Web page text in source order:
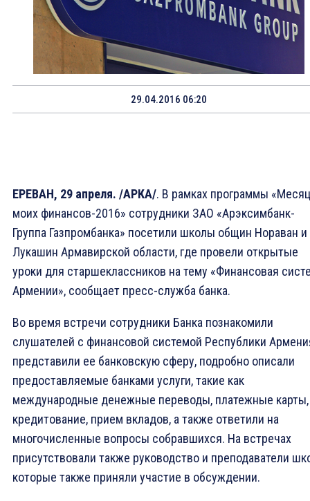
29.04.2016 06:20
ЕРЕВАН, 29 апреля. /АРКА/. В рамках программы «Месяц
моих финансов-2016» сотрудники ЗАО «Арэксимбанк-
Группа Газпромбанка» посетили школы общин Нораван и
Лукашин Армавирской области, где провели открытые
уроки для старшеклассников на тему «Финансовая
Армении», сообщает пресс-служба банка.
Во время встречи сотрудники Банка познакомили
слушателей с финансовой системой Республики
представили ее банковскую сферу, подробно описали
предоставляемые банками услуги, такие как
международные денежные переводы, платежные карты,
кредитование, прием вкладов, а также ответили на
многочисленные вопросы собравшихся. На встречах
присутствовали также руководство и преподаватели
которые также приняли участие в обсуждении.